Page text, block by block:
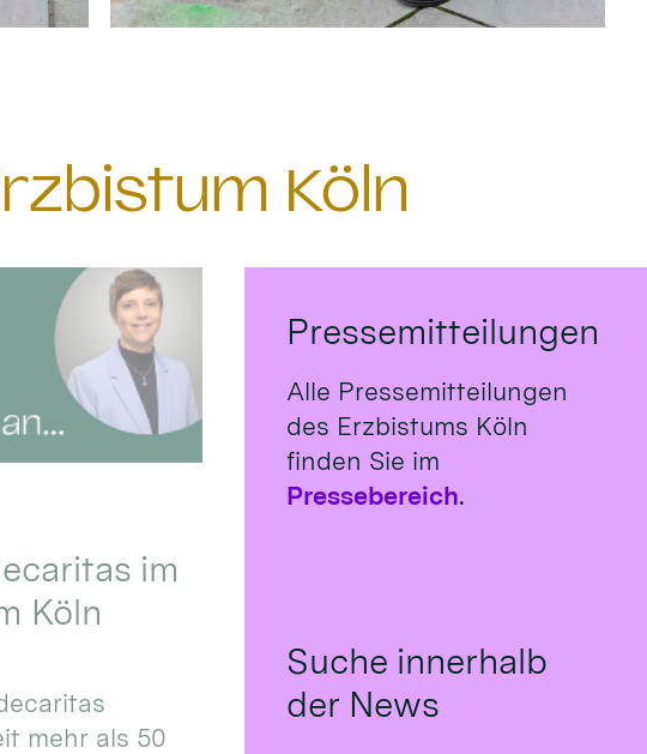
Köln
im
Köln
mehr als 50
Pressemitteilungen
Alle Pressemitteilungen
des Erzbistums Köln
finden Sie im
Pressebereich.
Suche innerhalb
der News